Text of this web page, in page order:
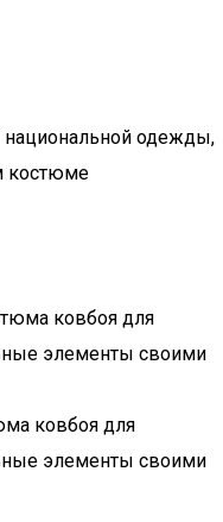
национальной одежды,
костюме
ковбоя для
элементы своими